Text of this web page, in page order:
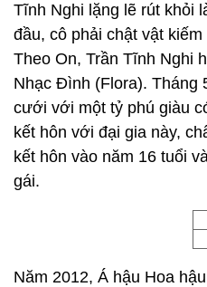
Tĩnh Nghi lặng lẽ rút khỏi
đầu, cô phải chật vật
Theo On, Trần Tĩnh Nghi
Nhạc Đình (Flora). Tháng
cưới với một tỷ phú giàu
kết hôn với đại gia này,
kết hôn vào năm 16 tuổi
gái.
Năm 2012, Á hậu Hoa